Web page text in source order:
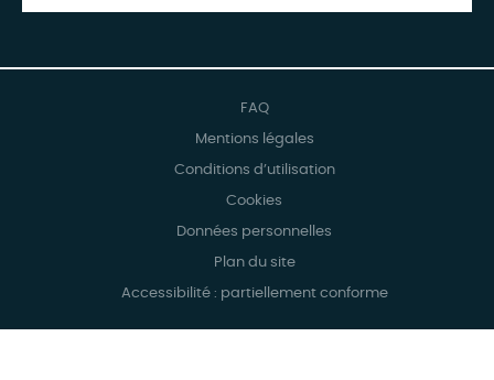
FAQ
Mentions légales
Conditions d’utilisation
Cookies
Données personnelles
Plan du site
Accessibilité : partiellement conforme